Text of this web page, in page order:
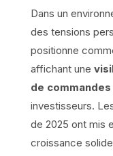
Dans un
des tensions
positionne
affichant une
de
investisseurs.
de 2025 ont mis
croissance